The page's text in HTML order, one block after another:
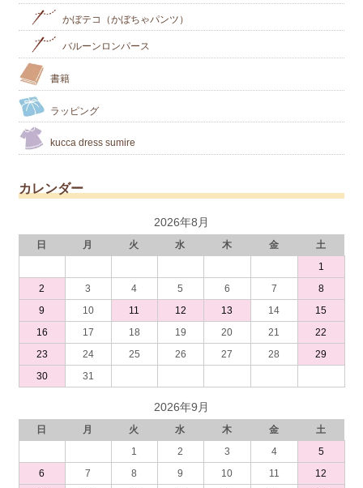
かぼテコ（かぼちゃパンツ）
バルーンロンパース
書籍
ラッピング
kucca dress sumire
カレンダー
2026年8月
日 月 火 水 木 金
土
1
2
3 4 5 6 7
8
9
10 11 12 13 14
15
16
17 18 19 20 21
22
23
24 25 26 27 28
29
30
31
2026年9月
日 月 火 水 木 金
土
1
2 3 4
5
6
7 8 9 10 11
12